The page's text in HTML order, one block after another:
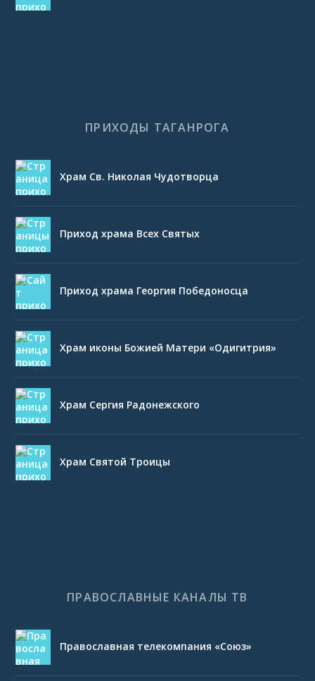
ПРИХОДЫ ТАГАНРОГА
Храм Св. Николая Чудотворца
Приход храма Всех Святых
Приход храма Георгия Победоносца
Храм иконы Божией Матери «Одигитрия»
Храм Сергия Радонежского
Храм Святой Троицы
ПРАВОСЛАВНЫЕ КАНАЛЫ ТВ
Православная телекомпания «Союз»